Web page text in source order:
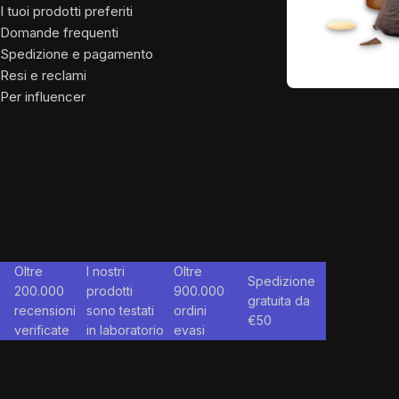
I tuoi prodotti preferiti
Domande frequenti
Spedizione e pagamento
Resi e reclami
Per influencer
Chi
Per
Oltre
200.000
recensioni
verificate
I nostri
prodotti
sono testati
in laboratorio
Oltre
900.000
ordini
evasi
Spedizione
gratuita da
€50